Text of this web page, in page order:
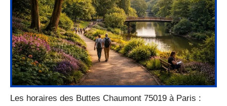
Les horaires des Buttes Chaumont 75019 à Paris :